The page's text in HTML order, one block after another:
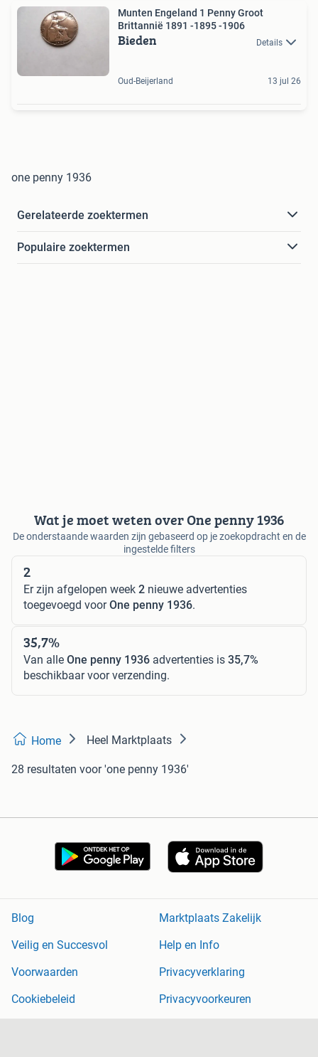
Munten Engeland 1 Penny Groot
Brittannië 1891 -1895 -1906
Bieden Details
Oud-Beijerland 13 jul 26
one penny 1936
Gerelateerde zoektermen
Populaire zoektermen
Wat je moet weten over One penny 1936
De onderstaande waarden zijn gebaseerd op je zoekopdracht en de
ingestelde filters
2
Er zijn afgelopen week 2 nieuwe advertenties
toegevoegd voorOne penny 1936.
35,7%
Van alle One penny 1936 advertenties is 35,7%
beschikbaar voor verzending.
Home Heel Marktplaats
28 resultaten voor 'one penny 1936'
Blog
Marktplaats Zakelijk
Veilig en Succesvol
Help en Info
Voorwaarden
Privacyverklaring
Cookiebeleid
Privacyvoorkeuren